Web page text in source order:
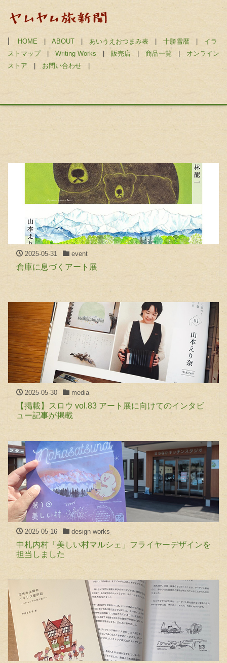
HOME | ABOUT | あいうえおつまみ表 | 十勝雪暦 | イラ
ストマップ| Writing Works | 販売店 | 商品一覧 | オンライン
ストア | お問い合わせ |
2025-05-31 event
倉庫に息づくアート展
2025-05-30 media
【掲載】スロウ vol.83 アート展に向けてのインタビ
ュー記事が掲載
2025-05-16 design works
中札内村「美しい村マルシェ」フライヤーデザインを
担当しました